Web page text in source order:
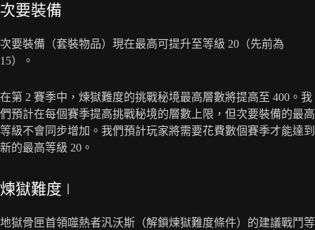
次要裝備
次要裝備（套裝物品）現在最高可提升至等級 20（先前為
15）。
在第 2 賽季中，煉獄難度的挑戰秘境最高層數將提高至 400。我
們預計在每個賽季提高挑戰秘境的層數上限，但次要裝備的最高
等級不會同步增加。我們預計玩家將需要花費數個賽季才能達到
新的最高等級 20。
煉獄難度 I
地獄骨匣首領噬熱者汎沃斯（解鎖煉獄難度條件）的建議戰鬥等